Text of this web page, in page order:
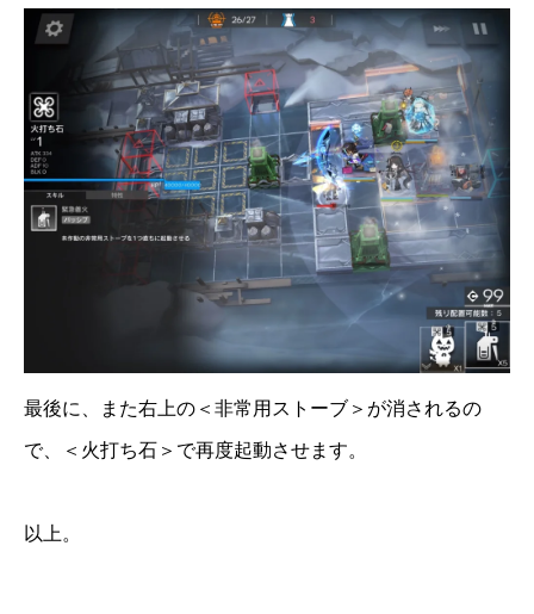
最後に、また右上の＜非常用ストーブ＞が消されるの
で、＜火打ち石＞で再度起動させます。
以上。